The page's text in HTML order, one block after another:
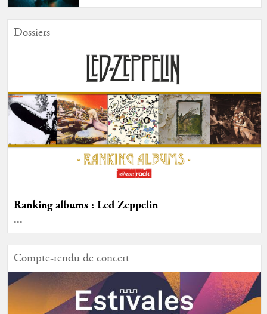
Dossiers
Ranking albums : Led Zeppelin
...
Compte-rendu de concert